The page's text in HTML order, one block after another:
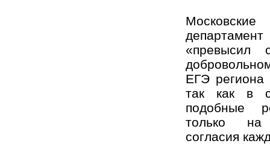
«превысил
ЕГЭ
так как в
подобные
только на
согласия